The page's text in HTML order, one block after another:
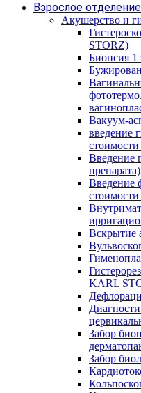
Взрослое отделение
Акушерство и
STORZ)
Биопсия 1
Вакуум-
введение
стоимости
Введение
препарата)
Введение
стоимости
Вскрытие
KARL
Забор
Забор